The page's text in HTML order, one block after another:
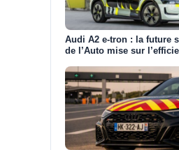
Audi A2 e-tron : la future
de l’Auto mise sur